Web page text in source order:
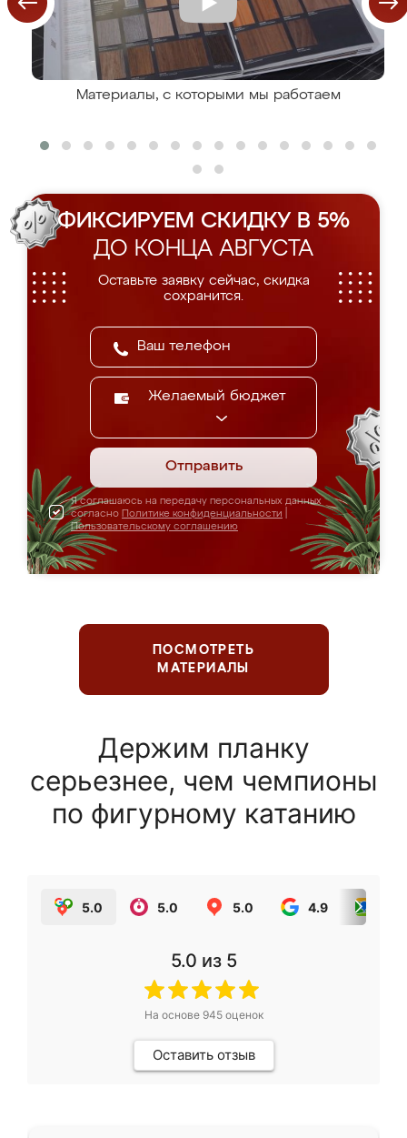
Материалы, с которыми мы работаем
ФИКСИРУЕМ СКИДКУ В 5%
ДО КОНЦА АВГУСТА
Оставьте заявку сейчас, скидка
сохранится.
Желаемый бюджет
Отправить
Я соглашаюсь на передачу персональных данных
согласно Политике конфиденциальности
Пользовательскому соглашению
ПОСМОТРЕТЬ
МАТЕРИАЛЫ
Держим планку
серьезнее, чем чемпионы
по фигурному катанию
5.0 5.0 5.0 4.9
5.0 из 5
На основе 945оценок
Оставить отзыв